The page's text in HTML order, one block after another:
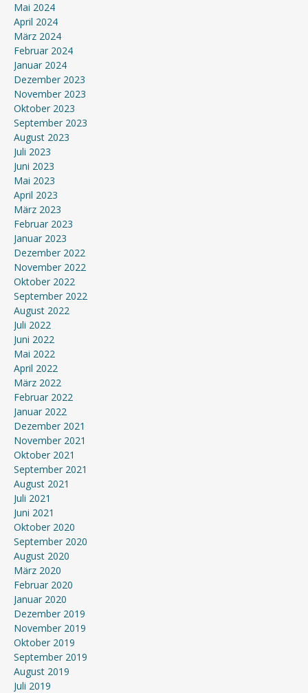
Mai 2024
April 2024
März 2024
Februar 2024
Januar 2024
Dezember 2023
November 2023
Oktober 2023
September 2023
August 2023
Juli 2023
Juni 2023
Mai 2023
April 2023
März 2023
Februar 2023
Januar 2023
Dezember 2022
November 2022
Oktober 2022
September 2022
August 2022
Juli 2022
Juni 2022
Mai 2022
April 2022
März 2022
Februar 2022
Januar 2022
Dezember 2021
November 2021
Oktober 2021
September 2021
August 2021
Juli 2021
Juni 2021
Oktober 2020
September 2020
August 2020
März 2020
Februar 2020
Januar 2020
Dezember 2019
November 2019
Oktober 2019
September 2019
August 2019
Juli 2019